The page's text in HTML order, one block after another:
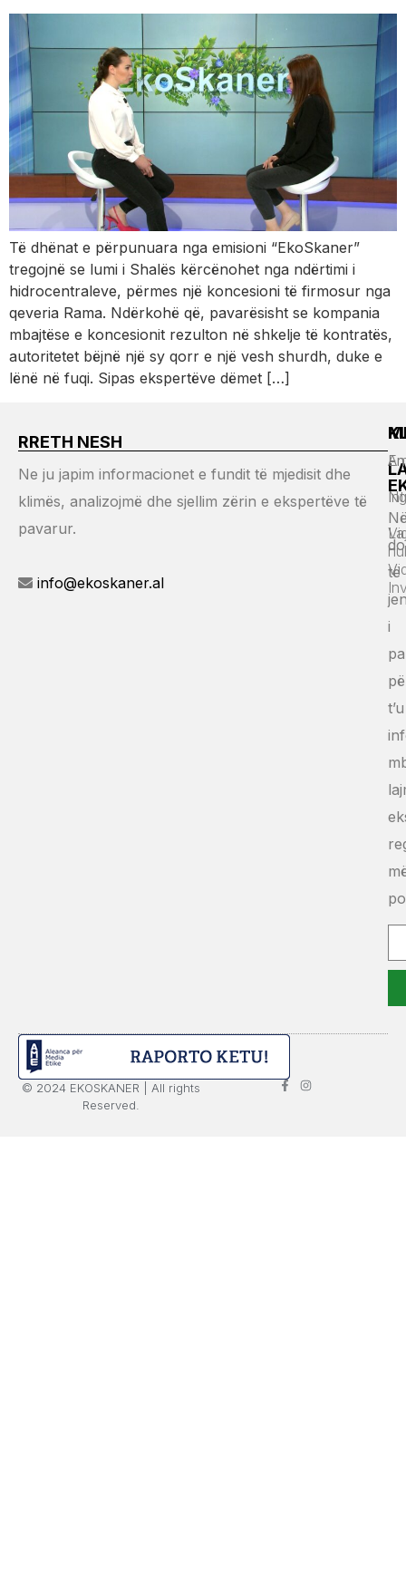
Të dhënat e përpunuara nga emisioni “EkoSkaner”
tregojnë se lumi i Shalës kërcënohet nga ndërtimi i
hidrocentraleve, përmes një koncesioni të firmosur nga
qeveria Rama. Ndërkohë që, pavarësisht se kompania
mbajtëse e koncesionit rezulton në shkelje të kontratës,
autoritetet bëjnë një sy qorr e një vesh shurdh, duke e
lënë në fuqi. Sipas ekspertëve dëmet […]
RRETH NESH
Ne ju japim informacionet e fundit të mjedisit dhe
klimës, analizojmë dhe sjellim zërin e ekspertëve të
pavarur.
info@ekoskaner.al
të
i
t’u
© 2024 EKOSKANER | All rights
Reserved.